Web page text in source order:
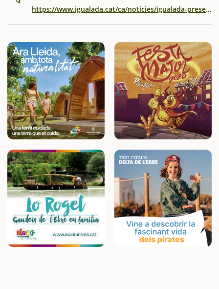
https://www.igualada.cat/ca/noticies/igualada-presenta-la-campanya-de-nadal-2025-amb-mes-llum-noves-activitats-i-l2019aposta-de-potenciar-el-comerc-local